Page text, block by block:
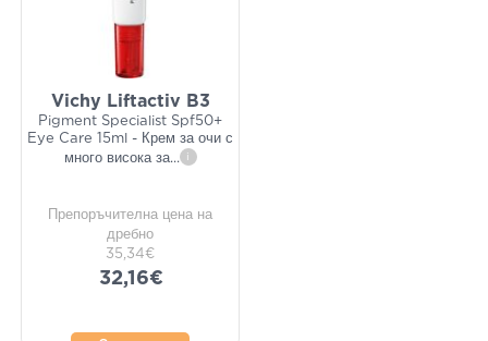
Vichy Liftactiv B3
Pigment Specialist Spf50+
Eye Care 15ml - Крем за очи с
много висока за... i
Препоръчителна цена на
дребно
35,34€
32,16€